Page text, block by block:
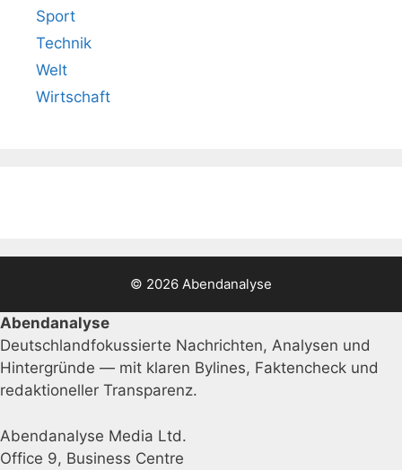
Sport
Technik
Welt
Wirtschaft
© 2026 Abendanalyse
Abendanalyse
Deutschlandfokussierte Nachrichten, Analysen und
Hintergründe — mit klaren Bylines, Faktencheck und
redaktioneller Transparenz.
Abendanalyse Media Ltd.
Office 9, Business Centre